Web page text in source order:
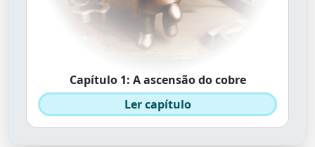
Capítulo 1: A ascensão do cobre
Ler capítulo